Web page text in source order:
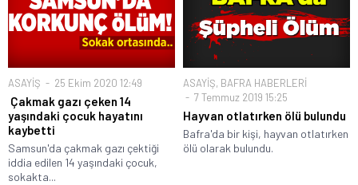
ASAYİŞ 25 Ekim 2020 12:49
Çakmak gazı çeken 14
yaşındaki çocuk hayatını
kaybetti
Samsun'da çakmak gazı çektiği
iddia edilen 14 yaşındaki çocuk,
sokakta...
ASAYİŞ, BAFRA HABERLERİ
7 Temmuz 2019 15:25
Hayvan otlatırken ölü bulundu
Bafra'da bir kişi, hayvan otlatırken
ölü olarak bulundu.